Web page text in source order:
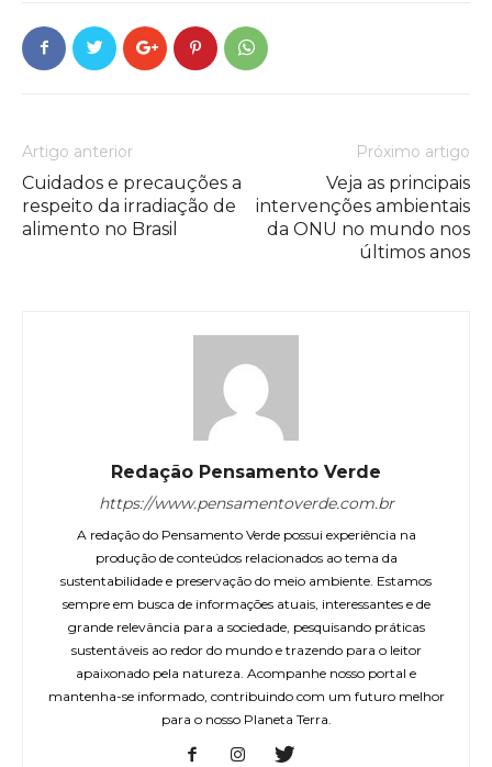
Artigo anterior
Cuidados e precauções a
respeito da irradiação de
alimento no Brasil
Próximo artigo
Veja as principais
intervenções ambientais
da ONU no mundo nos
últimos anos
Redação Pensamento Verde
https://www.pensamentoverde.com.br
A redação do Pensamento Verde possui experiência na
produção de conteúdos relacionados ao tema da
sustentabilidade e preservação do meio ambiente. Estamos
sempre em busca de informações atuais, interessantes e de
grande relevância para a sociedade, pesquisando práticas
sustentáveis ao redor do mundo e trazendo para o leitor
apaixonado pela natureza. Acompanhe nosso portal e
mantenha-se informado, contribuindo com um futuro melhor
para o nosso Planeta Terra.